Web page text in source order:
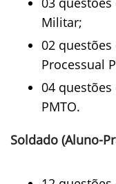
Militar;
02
Processual
04
PMTO.
Soldado (Aluno-